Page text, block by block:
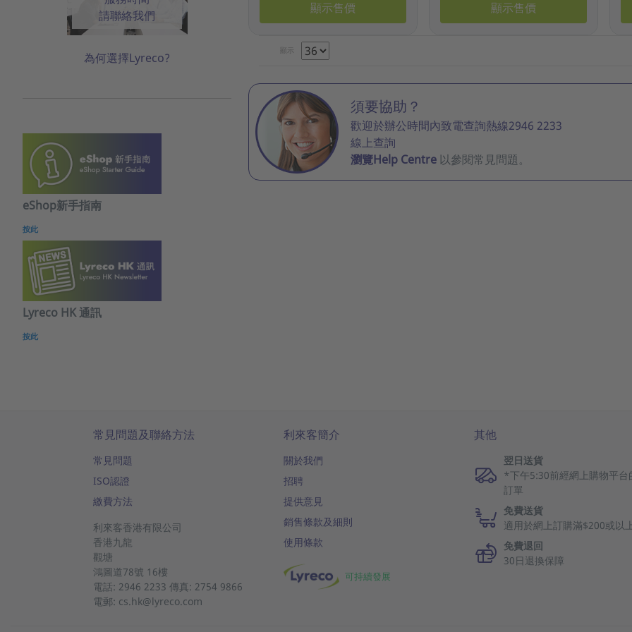
請聯絡我們
為何選擇Lyreco?
eShop新手指南
按此
Lyreco HK 通訊
按此
顯示售價 顯示售價
顯示
須要協助？
歡迎於辦公時間內致電查詢熱線2946 2233
線上查詢
瀏覽Help Centre 以參閱常見問題。
常見問題及聯絡方法
常見問題
ISO認證
繳費方法
利來客香港有限公司
香港九龍
觀塘
鴻圖道78號 16樓
電話: 2946 2233 傳真: 2754 9866
電郵: cs.hk@lyreco.com
利來客簡介
關於我們
招聘
提供意見
銷售條款及細則
使用條款
可持續發展
其他
翌日送貨
*下午5:30前經網上購物平台
訂單
免費送貨
適用於網上訂購滿$200或以
免費退回
30日退換保障